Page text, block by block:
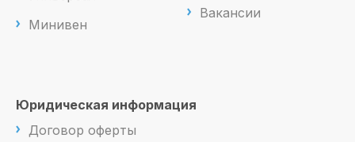
Минивен
Вакансии
Юридическая информация
Договор оферты